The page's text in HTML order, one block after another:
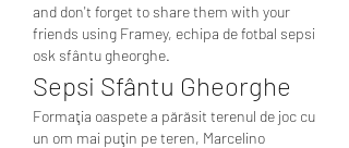
and don't forget to share them with your
friends using Framey, echipa de fotbal sepsi
osk sfântu gheorghe.
Sepsi Sfântu Gheorghe
Formaţia oaspete a părăsit terenul de joc cu
un om mai puţin pe teren, Marcelino